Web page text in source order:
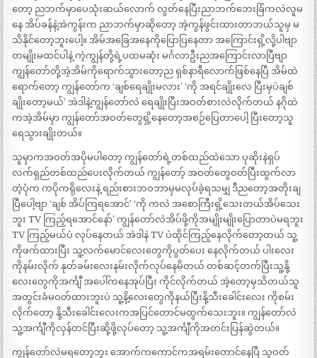
တော့ ညဘက်မှာပေသုံးဆယ်လောက် လွတ်နေပြီးညာဘက်ဘေးခြံကလဲလူမ
နေ အိပ်ခန်နဲ့အဲကွန်းက ညာဘက်မှာဆိုတော့ အဲ့ကွန်ဖွင်းထားတာဘယ်သူမှ မ
သိနိုင်တော့ဘူးပေါ့။ အိမ်အခြေအနေကိုပြောပြနေတာ အကြောင်းရှိ့လို့ပါဗျာ
တမျိုးမထင်ပါနဲ့ ကဲ့ကျွန်တို့ရဲ့ပထမဆုံး မင်္ဂလာဦးညအကြောင်းလာပြီဗျာ
ကျွန်တော်တို့အဲ့အိမ်ကိုရောက်သွားတော့ည ရှစ်နာရီလောက်ဖြစ်နေပြီ အိမ်ထဲ
ရောက်တော့ ကျွန်တော်က ‘ချစ်ရေချိုးမလား’ ‘ကို အရင်ချိုးလေ ပြီးမှပဲချစ်
ချိုးတော့မယ်’ အဲဒါနဲ့ကျွန်တော်လဲ ရေချိုးပြီးအဝတ်စားလဲလိုက်တယ် နဂိုထဲ
ကအဲ့အိမ်မှာ ကျွန်တော်အဝတ်တွေရှိ့နေတော့အစဉ်ပြေတာပေါ့ ပြီးတော့သူ
ရေသွားချိုးတယ်။
သူမှာကအဝတ်အပိုမပါတော့ ကျွန်တော်ရဲ့တစ်ထည်ထဲသော ပုဆိုးနဲရှပ်
လက်ရှည်တစ်ထည်ပေးလိုက်တယ် ကျွန်တော့် အဝတ်တွေဝတ်ပြီးထွက်လာ
တဲ့ပုံက ကပိုကရိုလေးနဲ့ ရည်းစားဘဝဘာမှမလုပ်ခဲ့ရသမျှ ဒီညတော့အတိုးချ
ပြီပေါ့ဗျာ ‘ချစ် အိပ်ကြရအောင်’ ‘ကို ကလဲ အစောကြီးရှိ့သေးတယ်အိပ်သေး
ဘူး TV ကြည့်ရအောင်နော်’ ကျွန်တော်လဲအိပ်ဖို့ကိုအမျိုးမျိုးပြောတာပဲမရဘူး
TV ကြည့်မယ်ပဲ လုပ်နေတယ် အဲဒါနဲ TV ပဲထိုင်ကြည့်နေလိုက်တော့တယ် သူ့
ကိုဖက်ထားပြီး သူ့လက်မောင်လေးတွေကိုပွတ်ပေး နေလိုက်တယ် ပါးလေး
ကိုနမ်းလိုက် နုတ်ခမ်းလေးနမ်းလိုက်လုပ်နေမိတယ် တစ်ဆင့်တက်ပြီးသူ့နို့
လေးတွေကိုအင်္ကျီ အပေါ်ကနေအုပ်ပြီး ကိုင်လိုက်တယ် အဲ့တော့မှသိတယ်သူ
အတွင်းခံမဝတ်ထားဘူးပဲ သူ့နိ့လေးတွေကိုနယ်ပြီးနို့သီးခေါင်းလေး ကိုစမ်း
လိုက်တော့ နို့သီးခေါင်းလေးကအပြင်တောင်မထွက်သေးဘူး။ ကျွန်တော်လဲ
သူ့အင်္ကျီကိုလှန်တင်ပြီးဆို့ဖို့လုပ်တော့ သူ့အင်္ကျီကိုအတင်းပြန်ဆွဲတယ်။
ကျွန်တော်လဲမရတော့ဘူး အောက်ကကောင်ကအရမ်းတောင်နေပြီ သူဝတ်